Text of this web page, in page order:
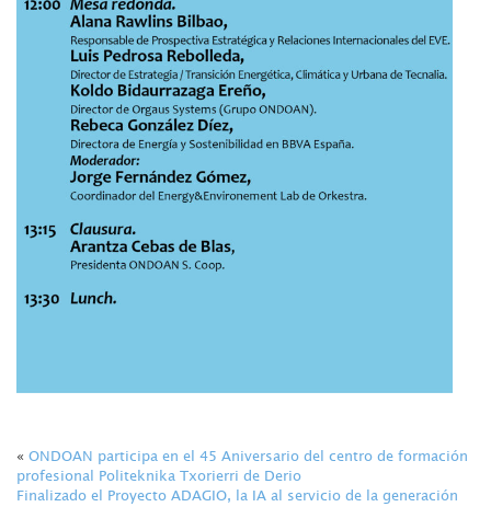
« ONDOAN participa en el 45 Aniversario del centro de formación
profesional Politeknika Txorierri de Derio
Finalizado el Proyecto ADAGIO, la IA al servicio de la generación